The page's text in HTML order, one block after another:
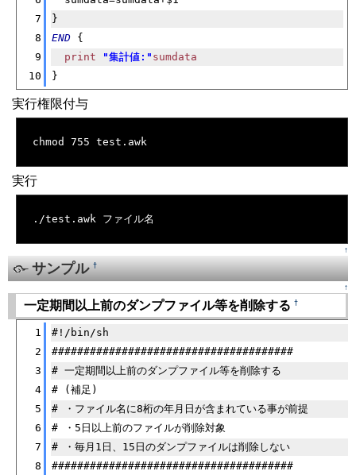
7
8
9
10
}
END {
print
"集計値:" sumdata
}
実行権限付与
chmod 755 test.awk
実行
./test.awk ファイル名
↑
サンプル†
↑
一定期間以上前のダンプファイル等を削除する †
1
2
3
4
5
6
7
8
#!/bin/sh
######################################
# 一定期間以上前のダンプファイル等を削除する
# (補足)
# ・ファイル名に8桁の年月日が含まれている事が前提
# ・5日以上前のファイルが削除対象
# ・毎月1日、15日のダンプファイルは削除しない
######################################